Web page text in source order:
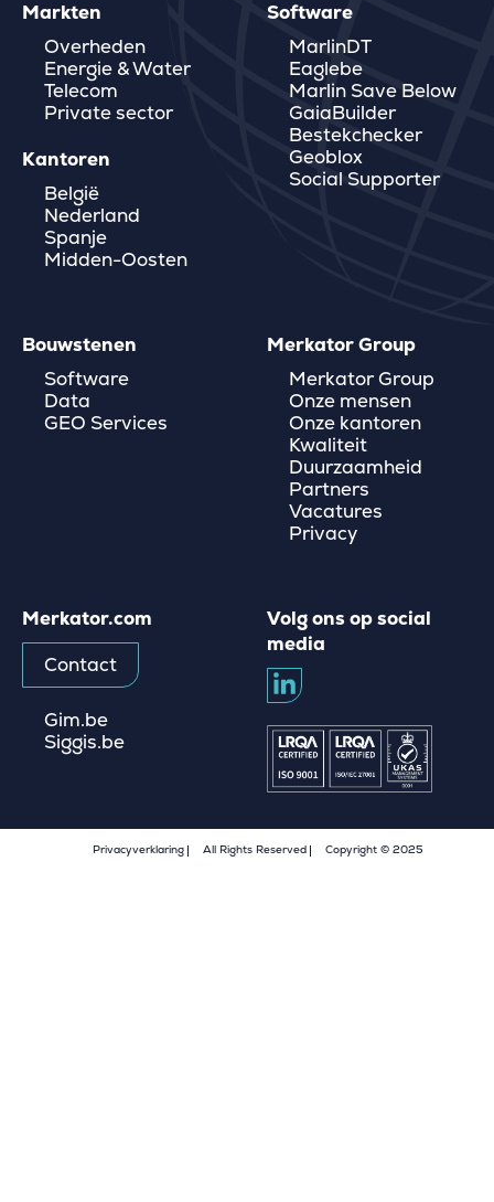
Volg ons op social
media
Markten
Overheden
Energie & Water
Telecom
Private sector
Kantoren
België
Nederland
Spanje
Midden-Oosten
Software
MarlinDT
Eaglebe
Marlin Save Below
GaiaBuilder
Bestekchecker
Geoblox
Social Supporter
Bouwstenen
Software
Data
GEO Services
Merkator Group
Merkator Group
Onze mensen
Onze kantoren
Kwaliteit
Duurzaamheid
Partners
Vacatures
Privacy
Merkator.com
Contact
Gim.be
Siggis.be
Privacyverklaring All Rights Reserved Copyright © 2025